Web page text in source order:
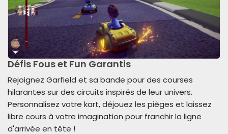
Défis Fous et Fun Garantis
Rejoignez Garfield et sa bande pour des courses
hilarantes sur des circuits inspirés de leur univers.
Personnalisez votre kart, déjouez les pièges et laissez
libre cours à votre imagination pour franchir la ligne
d'arrivée en tête !